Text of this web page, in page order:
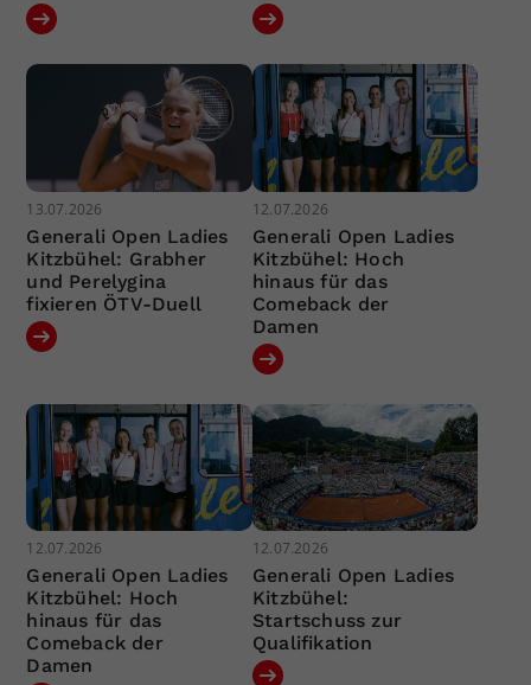
13.07.2026
Generali Open Ladies
Kitzbühel: Grabher
und Perelygina
fixieren ÖTV-Duell
12.07.2026
Generali Open Ladies
Kitzbühel: Hoch
hinaus für das
Comeback der
Damen
12.07.2026
Generali Open Ladies
Kitzbühel: Hoch
hinaus für das
Comeback der
Damen
12.07.2026
Generali Open Ladies
Kitzbühel:
Startschuss zur
Qualifikation